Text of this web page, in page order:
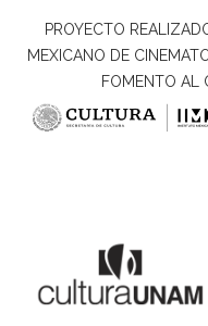
PROYECTO
MEXICANO DE
FOMENTO AL